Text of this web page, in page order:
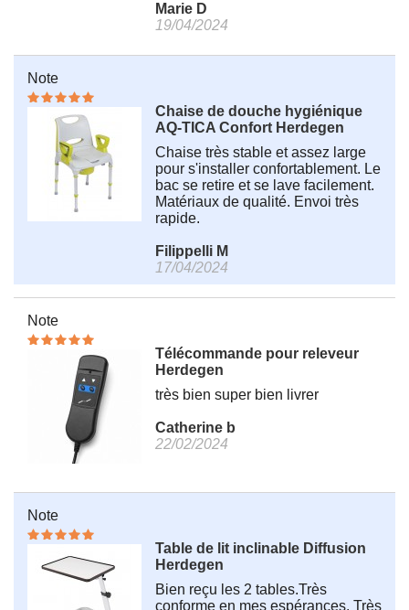
Marie D
19/04/2024
Note
Chaise de douche hygiénique
AQ-TICA Confort Herdegen
Chaise très stable et assez large
pour s'installer confortablement. Le
bac se retire et se lave facilement.
Matériaux de qualité. Envoi très
rapide.
Filippelli M
17/04/2024
Note
Télécommande pour releveur
Herdegen
très bien super bien livrer
Catherine b
22/02/2024
Note
Table de lit inclinable Diffusion
Herdegen
Bien reçu les 2 tables.Très
conforme en mes espérances. Très
×
Ce site Web utilise des
cookies
Notre site Web utilise des cookies pour
améliorer l'expérience utilisateur. En utilisant
notre site Web, vous acceptez tous les cookies
cookies.En savoir plus
ACCEPTER TOUT
AFFICHER LES DÉTAILS